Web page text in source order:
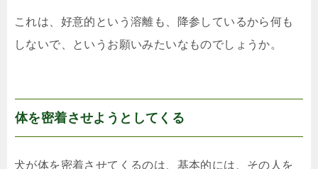
これは、好意的という溶離も、降参しているから何も
しないで、というお願いみたいなものでしょうか。
体を密着させようとしてくる
犬が体を密着させてくるのは、基本的には、その人を